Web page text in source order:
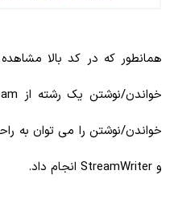
همانطور که در کد بالا
و StreamWriter انجام داد.